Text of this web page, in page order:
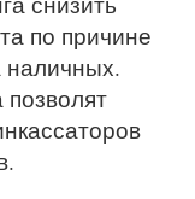
по причине
наличных.